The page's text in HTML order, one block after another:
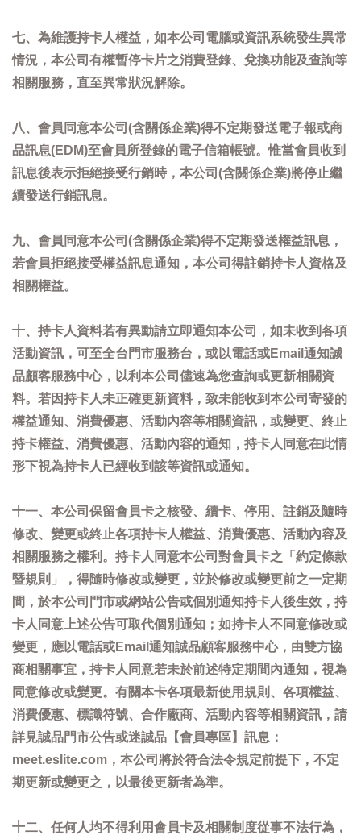
七、為維護持卡人權益，如本公司電腦或資訊系統發生異常
情況，本公司有權暫停卡片之消費登錄、兌換功能及查詢等
相關服務，直至異常狀況解除。
八、會員同意本公司(含關係企業)得不定期發送電子報或商
品訊息(EDM)至會員所登錄的電子信箱帳號。惟當會員收到
訊息後表示拒絕接受行銷時，本公司(含關係企業)將停止繼
續發送行銷訊息。
九、會員同意本公司(含關係企業)得不定期發送權益訊息，
若會員拒絕接受權益訊息通知，本公司得註銷持卡人資格及
相關權益。
十、持卡人資料若有異動請立即通知本公司，如未收到各項
活動資訊，可至全台門市服務台，或以電話或Email通知誠
品顧客服務中心，以利本公司儘速為您查詢或更新相關資
料。若因持卡人未正確更新資料，致未能收到本公司寄發的
權益通知、消費優惠、活動內容等相關資訊，或變更、終止
持卡權益、消費優惠、活動內容的通知，持卡人同意在此情
形下視為持卡人已經收到該等資訊或通知。
十一、本公司保留會員卡之核發、續卡、停用、註銷及隨時
修改、變更或終止各項持卡人權益、消費優惠、活動內容及
相關服務之權利。持卡人同意本公司對會員卡之「約定條款
暨規則」，得隨時修改或變更，並於修改或變更前之一定期
間，於本公司門市或網站公告或個別通知持卡人後生效，持
卡人同意上述公告可取代個別通知；如持卡人不同意修改或
變更，應以電話或Email通知誠品顧客服務中心，由雙方協
商相關事宜，持卡人同意若未於前述特定期間內通知，視為
同意修改或變更。有關本卡各項最新使用規則、各項權益、
消費優惠、標識符號、合作廠商、活動內容等相關資訊，請
詳見誠品門市公告或迷誠品【會員專區】訊息：
meet.eslite.com，本公司將於符合法令規定前提下，不定
期更新或變更之，以最後更新者為準。
十二、任何人均不得利用會員卡及相關制度從事不法行為，